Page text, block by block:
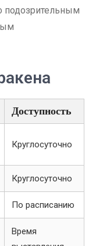
подозрительным
Доступность
Круглосуточно
Круглосуточно
По расписанию
Время